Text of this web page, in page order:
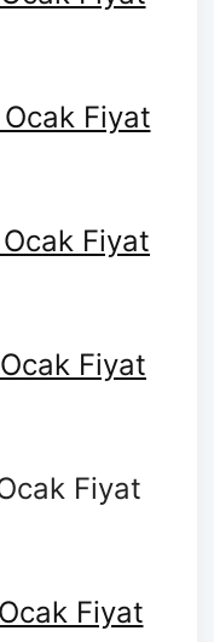
Fiyat
Fiyat
Fiyat
Fiyat
Fiyat